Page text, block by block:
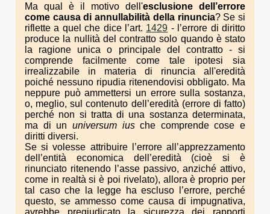
Ma qual è il motivo dell'esclusione dell’errore
come causa di annullabilità della rinuncia? Se si
riflette a quel che dice l’art. 1429 - l’errore di diritto
produce la nullità del contratto solo quando è stato
la ragione unica o principale del contratto - si
comprende facilmente come tale ipotesi sia
irrealizzabile in materia di rinuncia all'eredità
poiché nessuno ripudia ritenendovisi obbligato. Ma
neppure può ammettersi un errore sulla sostanza,
o, meglio, sul contenuto dell’eredità (errore di fatto)
perché non si tratta di una sostanza determinata,
ma di un universum iusche comprende cose e
diritti diversi.
Se si volesse attribuire l’errore all’apprezzamento
dell’entità economica dell’eredità (cioè si è
rinunciato ritenendo l’asse passivo, anziché attivo,
come in realtà si è poi rivelato), allora è proprio per
tal caso che la legge ha escluso l’errore, perché
questo, se ammesso come causa di impugnativa,
avrebbe pregiudicato la sicurezza dei rapporti